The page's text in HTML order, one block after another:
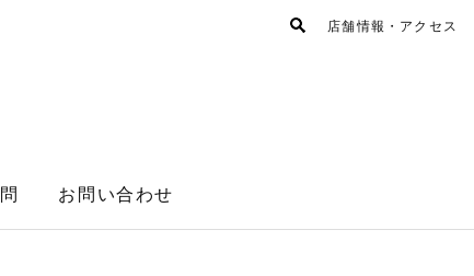
店舗情報・アクセス
お問い合わせ